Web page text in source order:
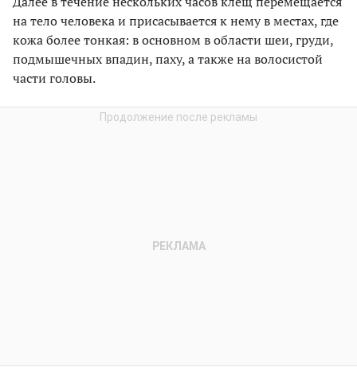
на тело человека и присасывается к нему в местах, где
кожа более тонкая: в основном в области шеи, груди,
подмышечных впадин, паху, а также на волосистой
части головы.